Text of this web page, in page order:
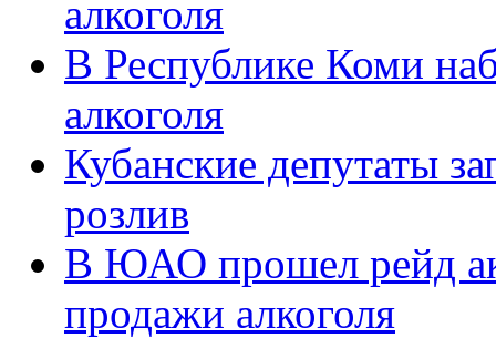
алкоголя
В Республике Коми
алкоголя
Кубанские депутаты
розлив
В ЮАО прошел рейд
продажи алкоголя